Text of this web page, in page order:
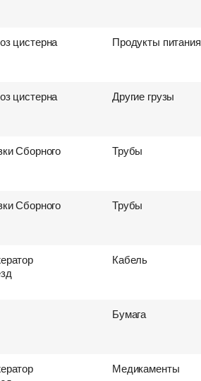
цистерна Продукты питания
цистерна Другие грузы
Сборного
Трубы
Сборного
Трубы
Кабель
Бумага
Медикаменты